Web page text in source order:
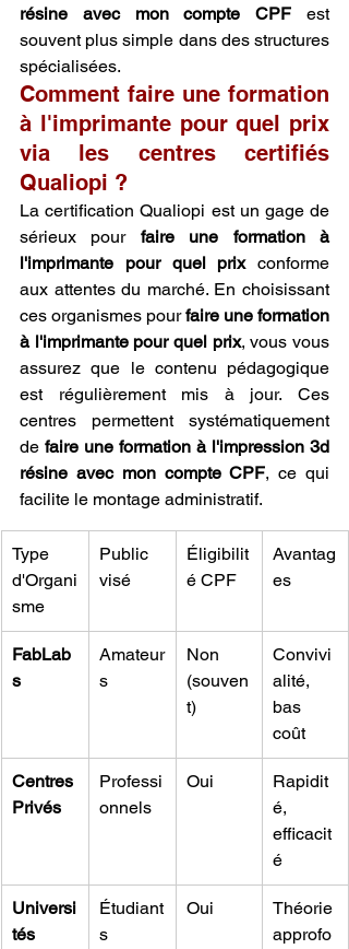
résine avec mon compte CPF est
souvent plus simple dans des structures
spécialisées.
Comment faire une formation
à l'imprimante pour quel prix
via les centres certifiés
Qualiopi ?
La certification Qualiopi est un gage de
sérieux pour faire une formation à
l'imprimante pour quel prix conforme
aux attentes du marché. En choisissant
ces organismes pour faire une formation
à l'imprimante pour quel prix, vous vous
assurez que le contenu pédagogique
est régulièrement mis à jour. Ces
centres permettent systématiquement
de faire une formation à l'impression 3d
résine avec mon compte CPF, ce qui
facilite le montage administratif.
Type
d'Organi
sme
Public
visé
Éligibilit
é CPF
Avantag
es
FabLab
s
Amateur
s
Non
(souven
t)
Convivi
alité,
bas
coût
Centres
Privés
Professi
onnels
Oui
Rapidit
é,
efficacit
é
Universi
tés
Étudiant
s
Oui
Théorie
approfo